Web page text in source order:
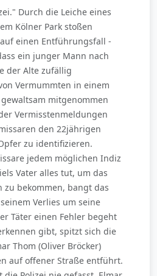
Durch die Leiche eines
Kölner Park stoßen
einen Entführungsfall -
ein junger Mann nach
der Alte zufällig
Vermummten in einem
mitgenommen
Vermisstenmeldungen
den 22jährigen
zu identifizieren.
jedem möglichen Indiz
Vater alles tut, um das
zu bekommen, bangt das
Verlies um seine
Täter einen Fehler begeht
gibt, spitzt sich die
Thom (Oliver Bröcker)
auf offener Straße entführt.